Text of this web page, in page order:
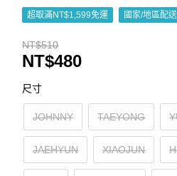
超取滿NT$1,599免運 國家/地區配送
NT$510
NT$480
尺寸
JOHNNY TAEYONG
JAEHYUN XIAOJUN